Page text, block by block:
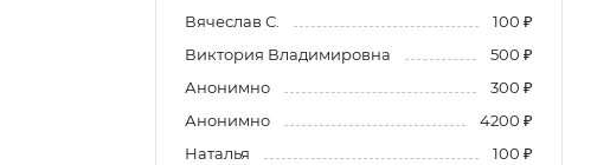
Вячеслав С.
100 ₽
Виктория Владимировна
500 ₽
Анонимно
300 ₽
Анонимно
4200 ₽
Наталья
100 ₽